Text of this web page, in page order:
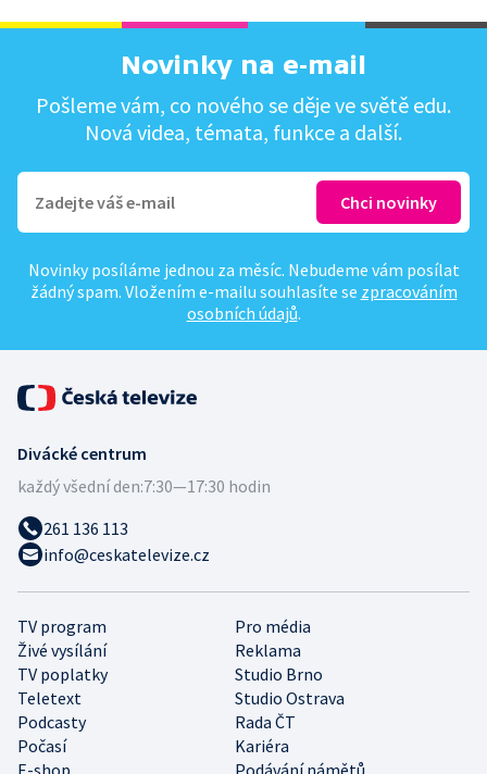
Novinky na e-mail
Pošleme vám, co nového se děje ve světě edu.
Nová videa, témata, funkce a další.
Novinky posíláme jednou za měsíc. Nebudeme vám posílat
žádný spam. Vložením e-mailu souhlasíte se zpracováním
osobních údajů.